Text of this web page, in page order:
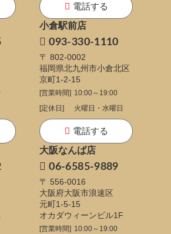
電話する
小倉駅前店
093-330-1110
〒 802-0002
福岡県北九州市小倉北区
京町1-2-15
[営業時間] 10:00～19:00
[定休日]
火曜日・水曜日
電話する
大阪なんば店
06-6585-9889
〒 556-0016
大阪府大阪市浪速区
元町1-5-15
オカダウィーンビル1F
[営業時間] 10:00～19:00